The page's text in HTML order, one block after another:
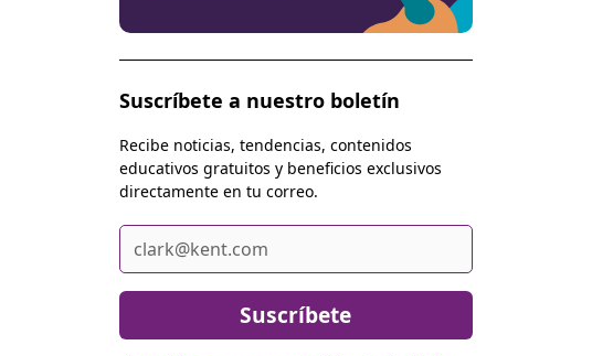
Suscríbete a nuestro boletín
Recibe noticias, tendencias, contenidos
educativos gratuitos y beneficios exclusivos
directamente en tu correo.